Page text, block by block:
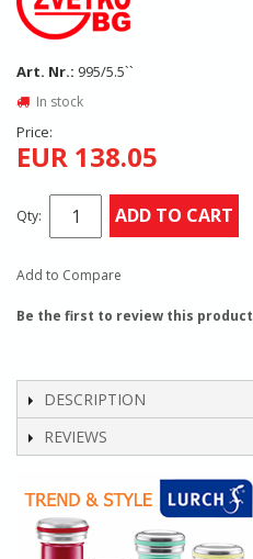
Art. Nr.: 995/5.5``
In stock
Price:
EUR 138.05
Qty: ADD TO CART
Add to Compare
Be the first to review this product
DESCRIPTION
REVIEWS